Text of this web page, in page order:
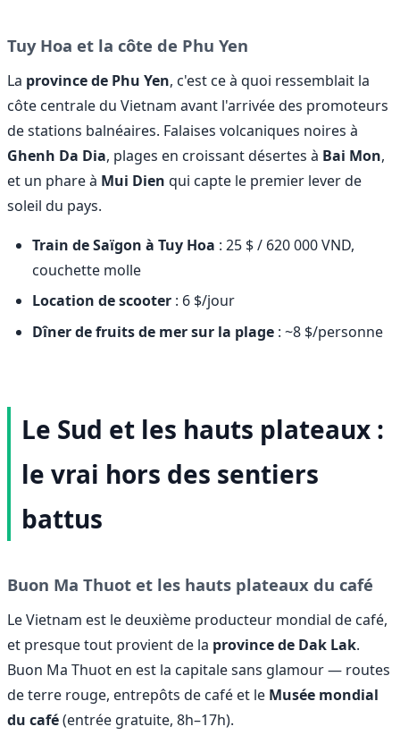
Tuy Hoa et la côte de Phu Yen
La province de Phu Yen, c'est ce à quoi ressemblait la
côte centrale du Vietnam avant l'arrivée des promoteurs
de stations balnéaires. Falaises volcaniques noires à
Ghenh Da Dia, plages en croissant désertes à Bai Mon,
et un phare à Mui Dien qui capte le premier lever de
soleil du pays.
Train de Saïgon à Tuy Hoa : 25 $ / 620 000 VND,
couchette molle
Location de scooter : 6 $/jour
Dîner de fruits de mer sur la plage : ~8 $/personne
Le Sud et les hauts plateaux :
le vrai hors des sentiers
battus
Buon Ma Thuot et les hauts plateaux du café
Le Vietnam est le deuxième producteur mondial de café,
et presque tout provient de la province de Dak Lak.
Buon Ma Thuot en est la capitale sans glamour — routes
de terre rouge, entrepôts de café et le Musée mondial
du café(entrée gratuite, 8h–17h).